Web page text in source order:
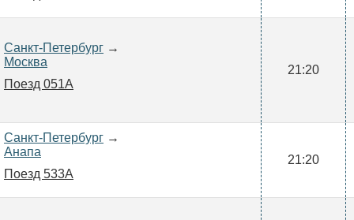
Санкт-Петербург →
Москва
Поезд 051А
21:20
Санкт-Петербург →
Анапа
Поезд 533А
21:20